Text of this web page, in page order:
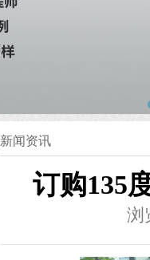
新闻资讯
订购135
浏